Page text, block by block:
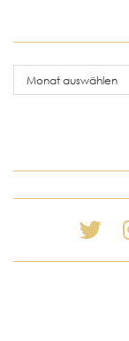
older
posts